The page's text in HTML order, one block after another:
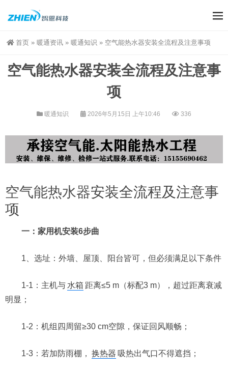
首页 » 暖通资讯 » 暖通知识 » 空气能热水器安装全流程及注意事项
空气能热水器安装全流程及注意事
项
暖通知识 2026年5月15日 上午10:46 336
空气能热水器安装全流程及注意事
项
一：家用机安装6步曲
1、选址：外墙、屋顶、阳台皆可，但必须满足以下条件
1-1：主机与 水箱 距离≤5 m（标配3 m），超过距离衰减
明显；
1-2：机组四周留≥30 cm空隙，保证回风顺畅；
1-3：若加防雨棚， 换热器 吸热出气口不得遮挡；